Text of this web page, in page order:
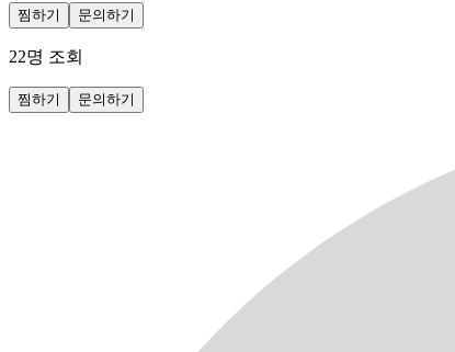
찜하기 문의하기
22명 조회
찜하기 문의하기